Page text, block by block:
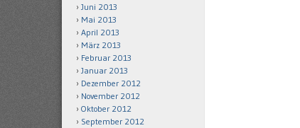
Juni 2013
Mai 2013
April 2013
März 2013
Februar 2013
Januar 2013
Dezember 2012
November 2012
Oktober 2012
September 2012